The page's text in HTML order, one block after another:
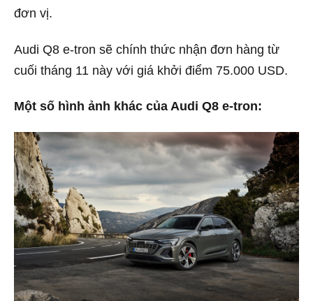
đơn vị.
Audi Q8 e-tron sẽ chính thức nhận đơn hàng từ
cuối tháng 11 này với giá khởi điểm 75.000 USD.
Một số hình ảnh khác của Audi Q8 e-tron: